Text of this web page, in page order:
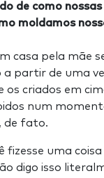
de como
moldamos
casa pela mãe
a partir de uma
os criados em
num
de fato.
fizesse uma
digo isso